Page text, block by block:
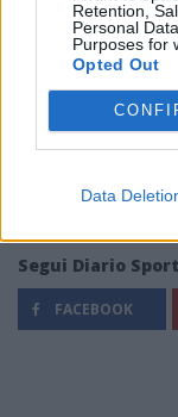
Retention,
Personal
Purposes for
Opted Out
Data
Segui Diario
FACEBOOK